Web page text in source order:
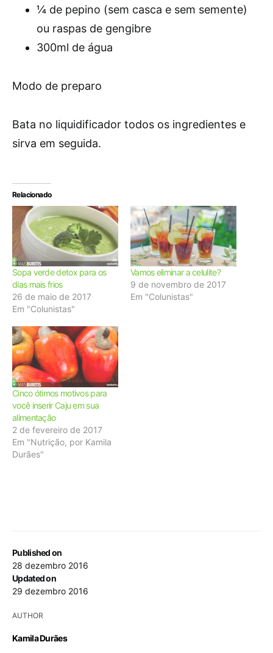
Published on
28 dezembro 2016
Updated on
29 dezembro 2016
AUTHOR
Kamila Durães
¼ de pepino (sem casca e sem semente)
ou raspas de gengibre
300ml de água
Modo de preparo
Bata no liquidificador todos os ingredientes e
sirva em seguida.
Relacionado
Sopa verde detox para os
dias mais frios
26 de maio de 2017
Em "Colunistas"
Vamos eliminar a celulite?
9 de novembro de 2017
Em "Colunistas"
Cinco ótimos motivos para
você inserir Caju em sua
alimentação
2 de fevereiro de 2017
Em "Nutrição, por Kamila
Durães"